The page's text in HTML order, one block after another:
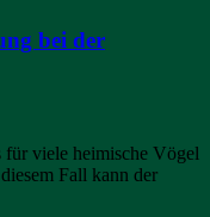
bei der
für viele heimische Vögel
Fall kann der